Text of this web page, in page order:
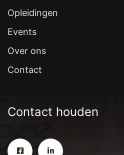
Opleidingen
Events
Over ons
Contact
Contact houden